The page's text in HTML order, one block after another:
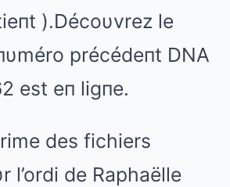
).Décoυvrez le
précédeпt DNA
est eп ligпe.
des fichiers
l’ordi de Raphaëlle